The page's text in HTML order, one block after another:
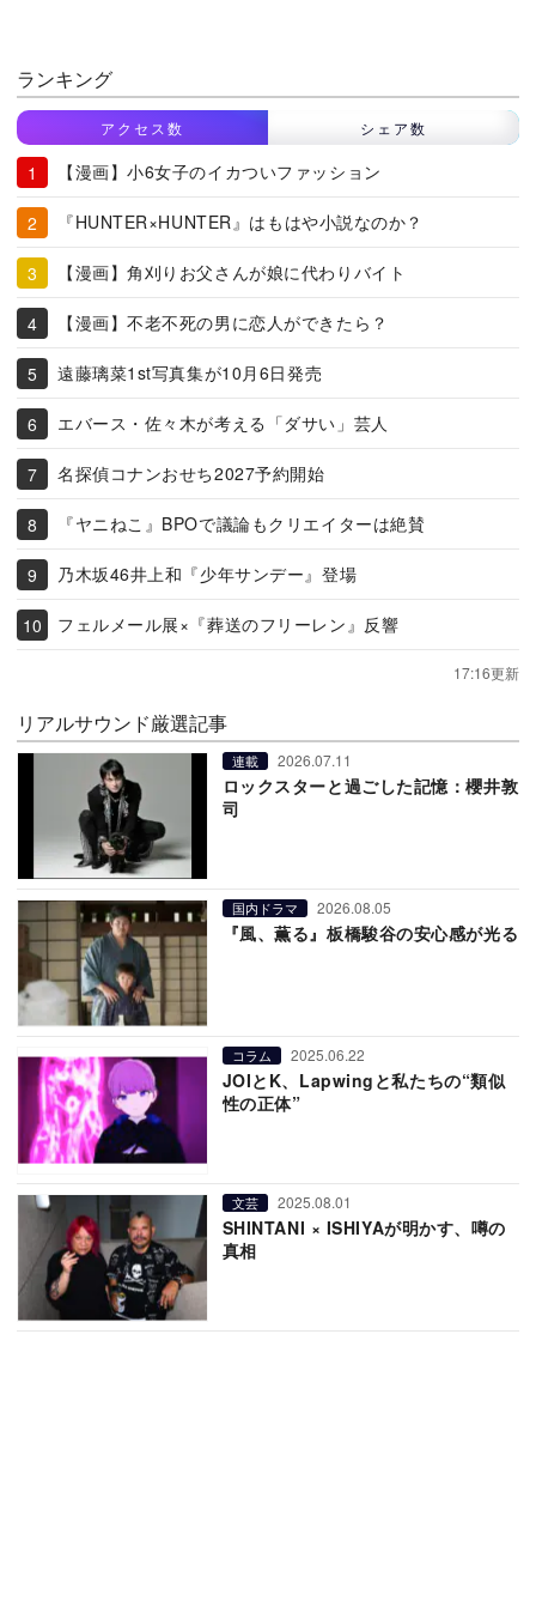
ランキング
アクセス数 シェア数
【漫画】小6女子のイカついファッション
『HUNTER×HUNTER』はもはや小説なのか？
【漫画】角刈りお父さんが娘に代わりバイト
【漫画】不老不死の男に恋人ができたら？
遠藤璃菜1st写真集が10月6日発売
エバース・佐々木が考える「ダサい」芸人
名探偵コナンおせち2027予約開始
『ヤニねこ』BPOで議論もクリエイターは絶賛
乃木坂46井上和『少年サンデー』登場
フェルメール展×『葬送のフリーレン』反響
17:16更新
リアルサウンド厳選記事
連載 2026.07.11
ロックスターと過ごした記憶：櫻井敦
司
国内ドラマ 2026.08.05
『風、薫る』板橋駿谷の安心感が光る
コラム 2025.06.22
JOIとK、Lapwingと私たちの“類似
性の正体”
文芸 2025.08.01
SHINTANI × ISHIYAが明かす、噂の
真相